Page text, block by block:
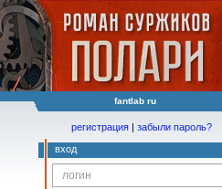
fantlab ru
регистрация | забыли пароль?
вход